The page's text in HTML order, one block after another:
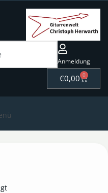
Anmeldung
€0,00 0